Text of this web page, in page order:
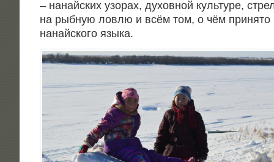
– нанай­ских узо­рах, духов­ной куль­ту­ре,
на рыб­ную лов­лю и всём том, о чём при­ня­то
нанай­ско­го языка.